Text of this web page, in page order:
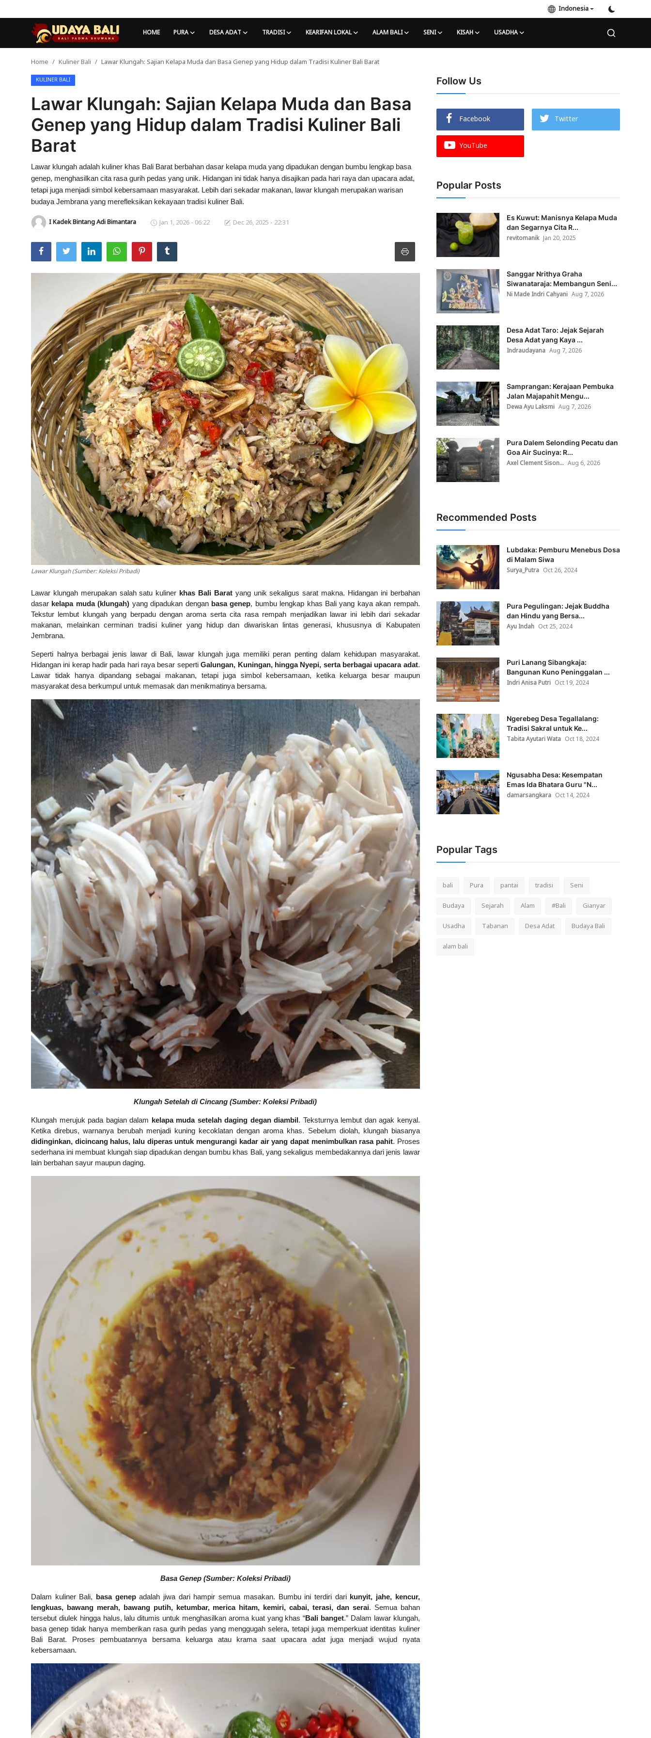
Indonesia
HOME PURA DESA ADAT TRADISI KEARIFAN LOKAL ALAM BALI SENI KISAH USADHA
Desa Adat
Kearifan lokal
Alam Bali
Indonesia
Home Kuliner Bali Lawar Klungah: Sajian Kelapa Muda dan Basa Genep yang Hidup dalam Tradisi Kuliner Bali Barat
KULINER BALI
Lawar Klungah: Sajian Kelapa Muda dan Basa
Genep yang Hidup dalam Tradisi Kuliner Bali
Barat
Lawar klungah adalah kuliner khas Bali Barat berbahan dasar kelapa muda yang dipadukan dengan bumbu lengkap basa
genep, menghasilkan cita rasa gurih pedas yang unik. Hidangan ini tidak hanya disajikan pada hari raya dan upacara adat,
tetapi juga menjadi simbol kebersamaan masyarakat. Lebih dari sekadar makanan, lawar klungah merupakan warisan
budaya Jembrana yang merefleksikan kekayaan tradisi kuliner Bali.
I Kadek Bintang Adi Bimantara Jan 1, 2026 - 06:22 Dec 26, 2025 - 22:31
Lawar Klungah (Sumber: Koleksi Pribadi)
Lawar klungah merupakan salah satu kuliner khas Bali Baratyang unik sekaligus sarat makna. Hidangan ini berbahan
dasar kelapa muda (klungah) yang dipadukan dengan basa genep, bumbu lengkap khas Bali yang kaya akan rempah.
Tekstur lembut klungah yang berpadu dengan aroma serta cita rasa rempah menjadikan lawar ini lebih dari sekadar
makanan, melainkan cerminan tradisi kuliner yang hidup dan diwariskan lintas generasi, khususnya di Kabupaten
Jembrana.
Seperti halnya berbagai jenis lawar di Bali, lawar klungah juga memiliki peran penting dalam kehidupan masyarakat.
Hidangan ini kerap hadir pada hari raya besar sepertiGalungan, Kuningan, hingga Nyepi, serta berbagai upacara adat.
Lawar tidak hanya dipandang sebagai makanan, tetapi juga simbol kebersamaan, ketika keluarga besar maupun
masyarakat desa berkumpul untuk memasak dan menikmatinya bersama.
Klungah Setelah di Cincang (Sumber: Koleksi Pribadi)
Klungah merujuk pada bagian dalam kelapa muda setelah daging degan diambil. Teksturnya lembut dan agak kenyal.
Ketika direbus, warnanya berubah menjadi kuning kecoklatan dengan aroma khas. Sebelum diolah, klungah biasanya
didinginkan, dicincang halus, lalu diperas untuk mengurangi kadar air yang dapat menimbulkan rasa pahit. Proses
sederhana ini membuat klungah siap dipadukan dengan bumbu khas Bali, yang sekaligus membedakannya dari jenis lawar
lain berbahan sayur maupun daging.
Basa Genep (Sumber: Koleksi Pribadi)
Dalam kuliner Bali, basa genepadalah jiwa dari hampir semua masakan. Bumbu ini terdiri dari kunyit, jahe, kencur,
lengkuas, bawang merah, bawang putih, ketumbar, merica hitam, kemiri, cabai, terasi, dan serai. Semua bahan
tersebut diulek hingga halus, lalu ditumis untuk menghasilkan aroma kuat yang khas “Bali banget.” Dalam lawar klungah,
basa genep tidak hanya memberikan rasa gurih pedas yang menggugah selera, tetapi juga memperkuat identitas kuliner
Bali Barat. Proses pembuatannya bersama keluarga atau krama saat upacara adat juga menjadi wujud nyata
kebersamaan.
Follow Us
Facebook
Twitter
YouTube
Popular Posts
Es Kuwut: Manisnya Kelapa Muda
dan Segarnya Cita R...
revitomanik Jan 20, 2025
Sanggar Nrithya Graha
Siwanataraja: Membangun Seni...
Ni Made Indri Cahyani Aug 7, 2026
Desa Adat Taro: Jejak Sejarah
Desa Adat yang Kaya ...
Indraudayana Aug 7, 2026
Samprangan: Kerajaan Pembuka
Jalan Majapahit Mengu...
Dewa Ayu Laksmi Aug 7, 2026
Pura Dalem Selonding Pecatu dan
Goa Air Sucinya: R...
Axel Clement Sison... Aug 6, 2026
Recommended Posts
Lubdaka: Pemburu Menebus Dosa
di Malam Siwa
Surya_Putra Oct 26, 2024
Pura Pegulingan: Jejak Buddha
dan Hindu yang Bersa...
Ayu Indah Oct 25, 2024
Puri Lanang Sibangkaja:
Bangunan Kuno Peninggalan ...
Indri Anisa Putri Oct 19, 2024
Ngerebeg Desa Tegallalang:
Tradisi Sakral untuk Ke...
Tabita Ayutari Wata Oct 18, 2024
Ngusabha Desa: Kesempatan
Emas Ida Bhatara Guru "N...
damarsangkara Oct 14, 2024
Popular Tags
bali Pura pantai tradisi
Seni
Budaya
Sejarah Alam #Bali
Gianyar
Usadha
Tabanan Desa Adat
Budaya Bali
alam bali